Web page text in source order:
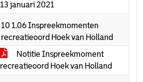
13 januari 2021
10 1.06 Inspreekmomenten
recreatieoord Hoek van Holland
Notitie Inspreekmoment
recreatieoord Hoek van Holland